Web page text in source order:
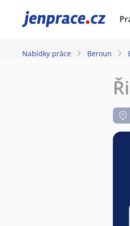
JenPráce.cz
Nabídky práce Beroun